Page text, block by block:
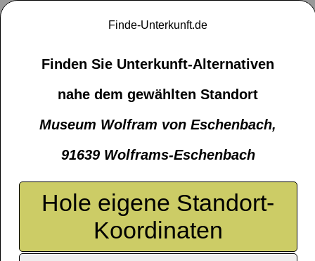
Finde-Unterkunft.de
Finden Sie Unterkunft-Alternativen
nahe dem gewählten Standort
Museum Wolfram von Eschenbach,
91639 Wolframs-Eschenbach
Hole eigene Standort-
Koordinaten